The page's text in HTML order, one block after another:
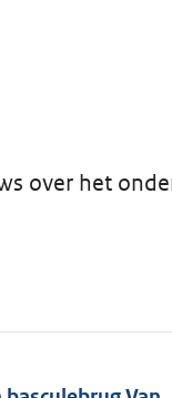
over het